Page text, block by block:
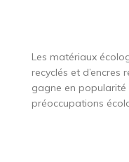
Les matériaux
recyclés et d’encres
gagne en
préoccupations